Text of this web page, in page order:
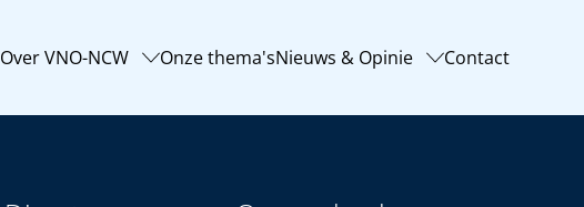
Over VNO-NCW Onze thema'sNieuws & Opinie Contact